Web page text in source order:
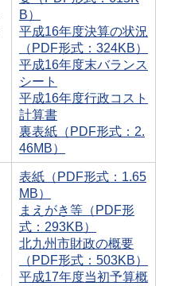
B）
平成16年度決算の状況
（PDF形式：324KB）
平成16年度末バランス
シート
平成16年度行政コスト
計算書
裏表紙（PDF形式：2.
46MB）
表紙（PDF形式：1.65
MB）
まえがき等（PDF形
式：293KB）
北九州市財政の概要
（PDF形式：503KB）
平成17年度当初予算概